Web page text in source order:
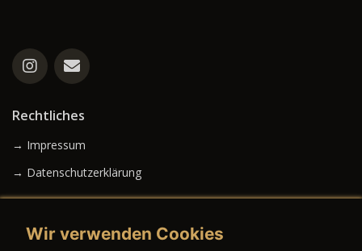
Rechtliches
→ Impressum
→ Datenschutzerklärung
Wir verwenden Cookies